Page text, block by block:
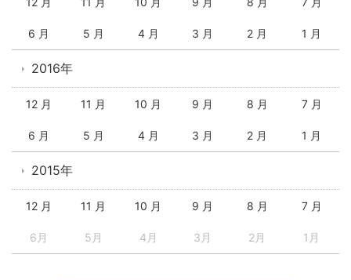
6 月 5 月 4 月 3 月 2 月 1 月
2016年
12 月 11 月 10 月 9 月 8 月 7 月
6 月 5 月 4 月 3 月 2 月 1 月
2015年
12 月 11 月 10 月 9 月 8 月 7 月
6月 5月 4月 3月 2月 1月